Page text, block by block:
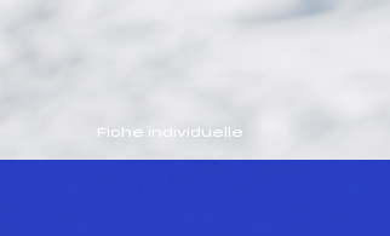
Fiche individuelle